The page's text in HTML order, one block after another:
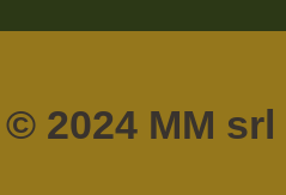
© 2024 MM srl